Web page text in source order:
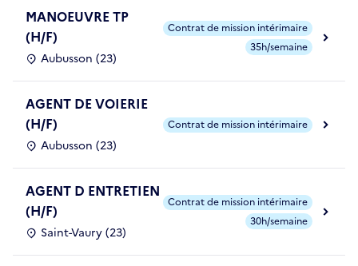
MANOEUVRE TP
(H/F)
Aubusson (23)
Contrat de mission intérimaire
35h/semaine
AGENT DE VOIERIE
(H/F)
Aubusson (23)
Contrat de mission intérimaire
AGENT D ENTRETIEN
(H/F)
Saint-Vaury (23)
Contrat de mission intérimaire
30h/semaine